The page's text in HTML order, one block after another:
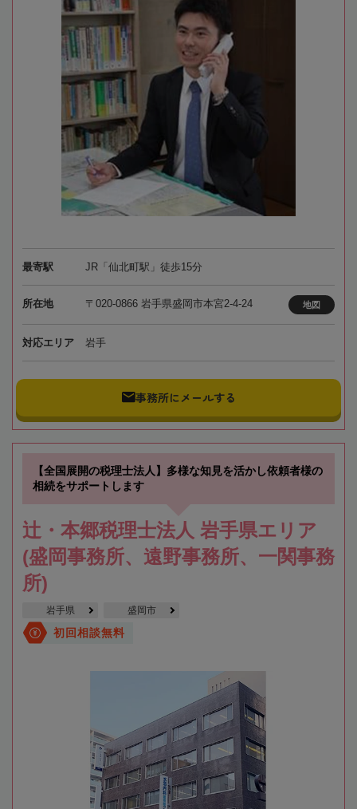
最寄駅 JR「仙北町駅」徒歩15分
所在地 〒020-0866 岩手県盛岡市本宮2-4-24 地図
対応エリア 岩手
事務所にメールする
【全国展開の税理士法人】多様な知見を活かし依頼者様の
相続をサポートします
辻・本郷税理士法人 岩手県エリア
(盛岡事務所、遠野事務所、一関事務
所)
岩手県 盛岡市
初回相談無料